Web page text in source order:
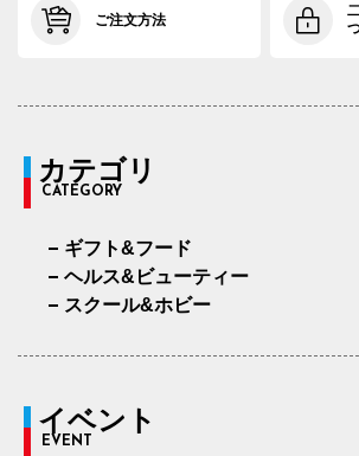
ご注文方法
カテゴリ
CATEGORY
ギフト&フード
ヘルス&ビューティー
スクール&ホビー
イベント
EVENT